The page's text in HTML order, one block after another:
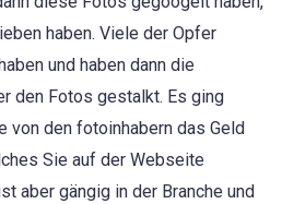
haben. Viele der Opfer
und haben dann die
den Fotos gestalkt. Es ging
von den fotoinhabern das Geld
Sie auf der Webseite
aber gängig in der Branche und